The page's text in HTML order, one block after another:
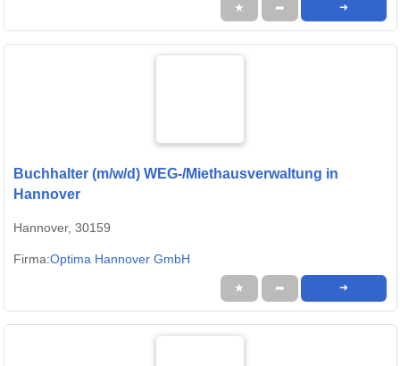
★ ➦ ➜
Buchhalter (m/w/d) WEG-/Miethausverwaltung in
Hannover
Hannover, 30159
Firma:Optima Hannover GmbH
★ ➦ ➜